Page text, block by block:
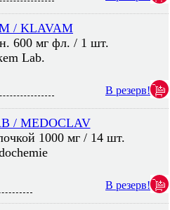
/ KLAVAM
600 мг фл. / 1 шт.
Lab.
В резерв!
/ MEDOCLAV
1000 мг / 14 шт.
В резерв!